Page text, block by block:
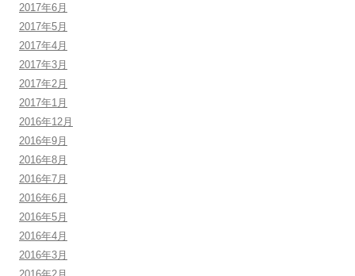
2017年6月
2017年5月
2017年4月
2017年3月
2017年2月
2017年1月
2016年12月
2016年9月
2016年8月
2016年7月
2016年6月
2016年5月
2016年4月
2016年3月